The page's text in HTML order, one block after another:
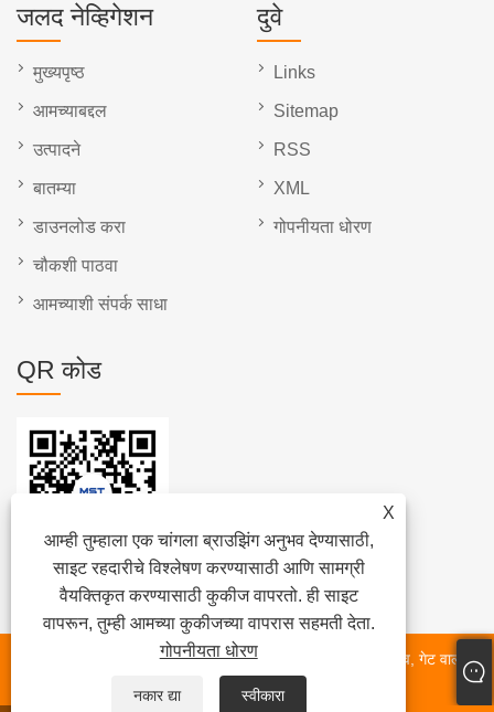
X
आम्ही तुम्हाला एक चांगला ब्राउझिंग अनुभव देण्यासाठी,
साइट रहदारीचे विश्लेषण करण्यासाठी आणि सामग्री
वैयक्तिकृत करण्यासाठी कुकीज वापरतो. ही साइट
वापरून, तुम्ही आमच्या कुकीजच्या वापरास सहमती देता.
गोपनीयता धोरण
नकार द्या स्वीकारा
जलद नेव्हिगेशन
मुख्यपृष्ठ
आमच्याबद्दल
उत्पादने
बातम्या
डाउनलोड करा
चौकशी पाठवा
आमच्याशी संपर्क साधा
दुवे
Links
Sitemap
RSS
XML
गोपनीयता धोरण
QR कोड
कॉपीराइट © 2022 टियानजिन माईलस्टोन वाल्व कंपनी - फुलपाखरू वाल्व, गेट वाल्व,